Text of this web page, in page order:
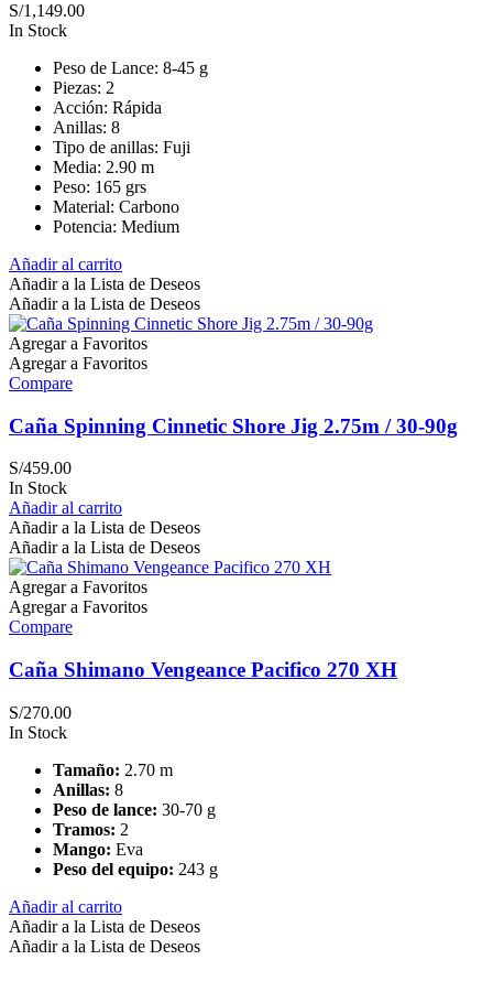
S/1,149.00
In Stock
Peso de Lance: 8-45 g
Piezas: 2
Acción: Rápida
Anillas: 8
Tipo de anillas: Fuji
Media: 2.90 m
Peso: 165 grs
Material: Carbono
Potencia: Medium
Añadir al carrito
Añadir a la Lista de Deseos
Añadir a la Lista de Deseos
Agregar a Favoritos
Agregar a Favoritos
Compare
Caña Spinning Cinnetic Shore Jig 2.75m / 30-90g
S/459.00
In Stock
Añadir al carrito
Añadir a la Lista de Deseos
Añadir a la Lista de Deseos
Agregar a Favoritos
Agregar a Favoritos
Compare
Caña Shimano Vengeance Pacifico 270 XH
S/270.00
In Stock
Tamaño: 2.70 m
Anillas: 8
Peso de lance: 30-70 g
Tramos: 2
Mango: Eva
Peso del equipo: 243 g
Añadir al carrito
Añadir a la Lista de Deseos
Añadir a la Lista de Deseos